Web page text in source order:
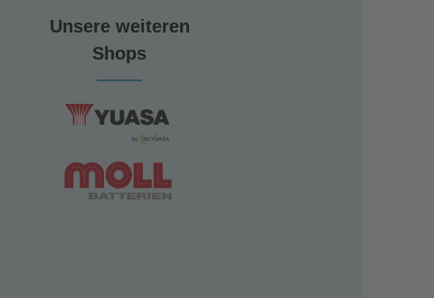
Unsere weiteren
Shops